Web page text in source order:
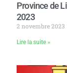
Province de
2023
2 novembre 2023
Lire la suite »